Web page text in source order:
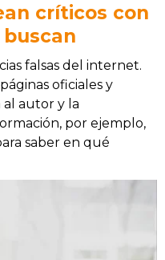
críticos con
falsas del internet.
oficiales y
autor y la
por ejemplo,
saber en qué